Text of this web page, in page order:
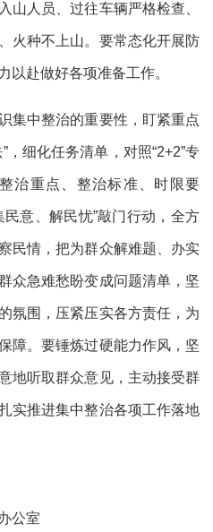
山人员、过往车辆严格检查、
火种不上山。要常态化开展防
以赴做好各项准备工作。
中整治的重要性，盯紧重点
，细化任务清单，对照“2+2”专
治重点、整治标准、时限要
意、解民忧”敲门行动，全方
民情，把为群众解难题、办实
众急难愁盼变成问题清单，坚
氛围，压紧压实各方责任，为
障。要锤炼过硬能力作风，坚
地听取群众意见，主动接受群
实推进集中整治各项工作落地
公室